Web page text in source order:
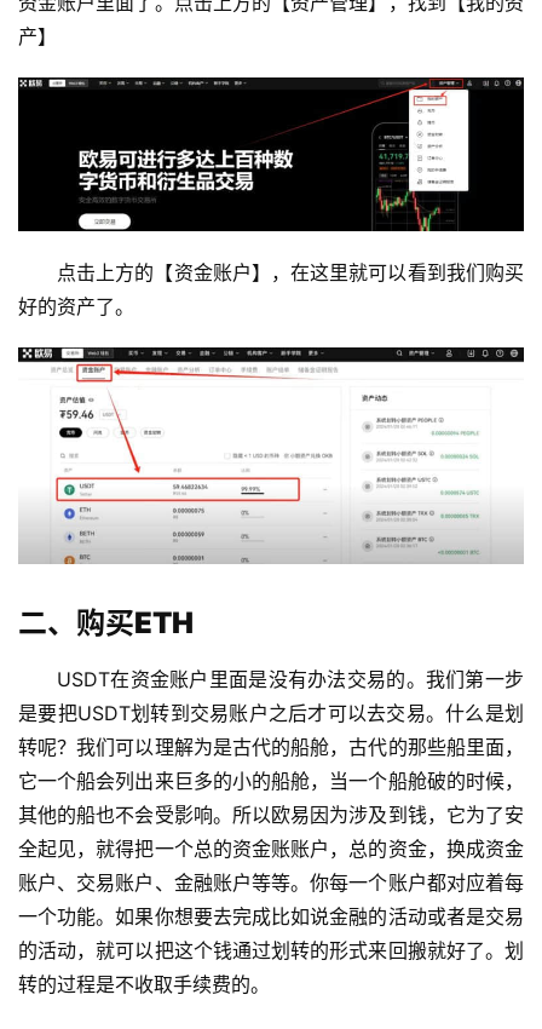
产】
点击上方的【资金账户】，在这里就可以看到我们购买
好的资产了。
二、购买ETH
USDT在资金账户里面是没有办法交易的。我们第一步
是要把USDT划转到交易账户之后才可以去交易。什么是划
转呢？我们可以理解为是古代的船舱，古代的那些船里面，
它一个船会列出来巨多的小的船舱，当一个船舱破的时候，
其他的船也不会受影响。所以欧易因为涉及到钱，它为了安
全起见，就得把一个总的资金账账户，总的资金，换成资金
账户、交易账户、金融账户等等。你每一个账户都对应着每
一个功能。如果你想要去完成比如说金融的活动或者是交易
的活动，就可以把这个钱通过划转的形式来回搬就好了。划
转的过程是不收取手续费的。